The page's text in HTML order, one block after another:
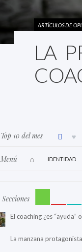
ARTÍCULOS DE
LA
Top 10 del mes
Menú IDENTIDAD
Secciones
El coaching ¿es “ayuda”
La manzana protagonista